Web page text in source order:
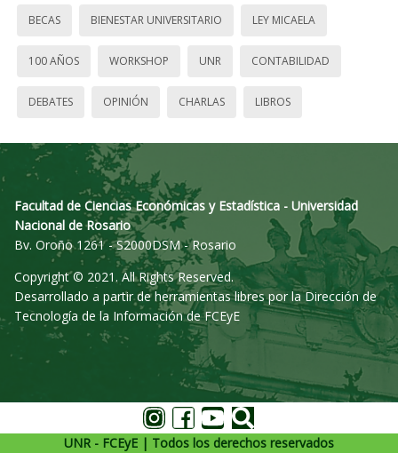
BECAS BIENESTAR UNIVERSITARIO LEY MICAELA
100 AÑOS WORKSHOP UNR CONTABILIDAD
DEBATES OPINIÓN CHARLAS LIBROS
Facultad de Ciencias Económicas y Estadística - Universidad
Nacional de Rosario
Bv. Oroño 1261 - S2000DSM - Rosario
Copyright © 2021. All Rights Reserved.
Desarrollado a partir de herramientas libres por la Dirección de
Tecnología de la Información de FCEyE
UNR - FCEyE | Todos los derechos reservados